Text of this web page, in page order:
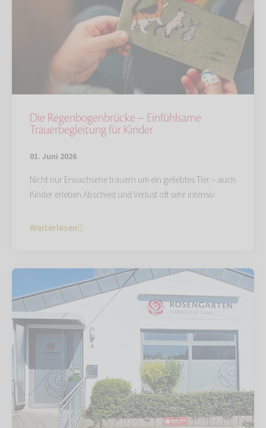
Die Regenbogenbrücke – Einfühlsame
Trauerbegleitung für Kinder
01. Juni 2026
Nicht nur Erwachsene trauern um ein geliebtes Tier – auch
Kinder erleben Abschied und Verlust oft sehr intensiv.
Weiterlesen